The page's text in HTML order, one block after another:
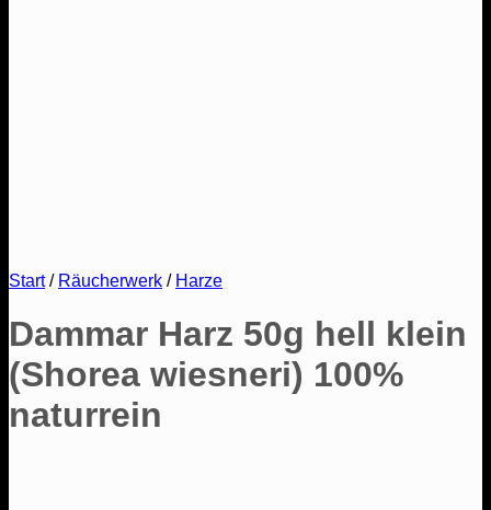
Start / Räucherwerk / Harze
Dammar Harz 50g hell klein
(Shorea wiesneri) 100%
naturrein